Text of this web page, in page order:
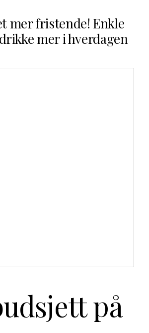
mer fristende! Enkle
mer i hverdagen
på